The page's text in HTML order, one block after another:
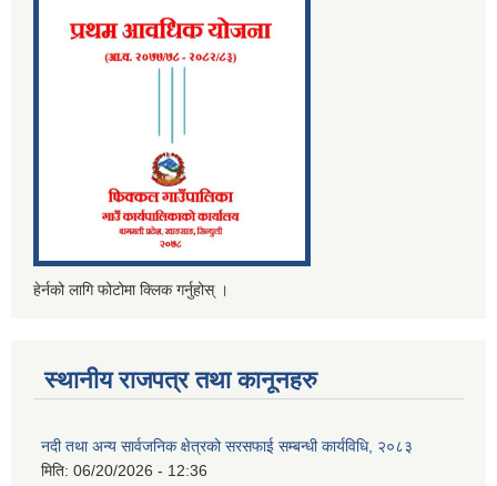
हेर्नको लागि फोटोमा क्लिक गर्नुहोस् ।
स्थानीय राजपत्र तथा कानूनहरु
नदी तथा अन्य सार्वजनिक क्षेत्रको सरसफाई सम्बन्धी कार्यविधि, २०८३
मिति: 06/20/2026 - 12:36